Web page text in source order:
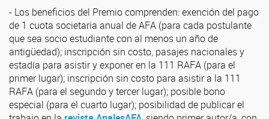
- Los beneficios del Premio comprenden: exención del pago
de 1 cuota societaria anual de AFA (para cada postulante
que sea socio estudiante con al menos un año de
antigüedad); inscripción sin costo, pasajes nacionales y
estadía para asistir y exponer en la 111 RAFA (para el
primer lugar); inscripción sin costo para asistir a la 111
RAFA (para el segundo y tercer lugar); posible bono
especial (para el cuarto lugar); posibilidad de publicar el